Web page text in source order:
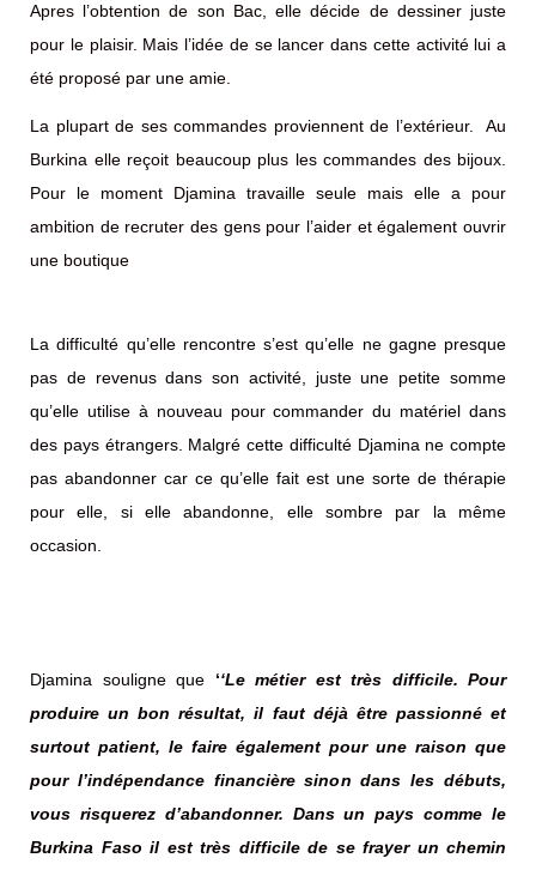
Apres l’obtention de son Bac, elle décide de dessiner juste
pour le plaisir. Mais l’idée de se lancer dans cette activité lui a
été proposé par une amie.
La plupart de ses commandes proviennent de l’extérieur. Au
Burkina elle reçoit beaucoup plus les commandes des bijoux.
Pour le moment Djamina travaille seule mais elle a pour
ambition de recruter des gens pour l’aider et également ouvrir
une boutique
La difficulté qu’elle rencontre s’est qu’elle ne gagne presque
pas de revenus dans son activité, juste une petite somme
qu’elle utilise à nouveau pour commander du matériel dans
des pays étrangers. Malgré cette difficulté Djamina ne compte
pas abandonner car ce qu’elle fait est une sorte de thérapie
pour elle, si elle abandonne, elle sombre par la même
occasion.
Djamina souligne que ‘‘Le métier est très difficile. Pour
produire un bon résultat, il faut déjà être passionné et
surtout patient, le faire également pour une raison que
pour l’indépendance financière sinon dans les débuts,
vous risquerez d’abandonner. Dans un pays comme le
Burkina Faso il est très difficile de se frayer un chemin